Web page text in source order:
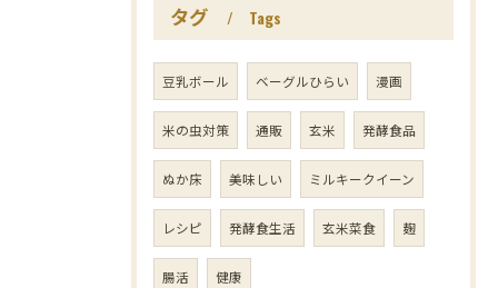
タグ Tags
豆乳ボール ベーグルひらい 漫画
米の虫対策 通販 玄米 発酵食品
ぬか床 美味しい ミルキークイーン
レシピ 発酵食生活 玄米菜食 麹
腸活 健康